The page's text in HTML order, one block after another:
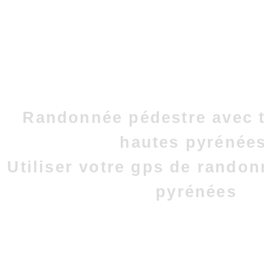
Randonnée pédestre avec
hautes
Utiliser votre gps de
pyrénées